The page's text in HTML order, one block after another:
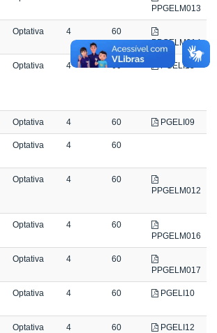
PPGELM013
Optativa 4
60
PPGELM014
Optativa 4 60 PGELI13
Optativa 4 60 PGELI09
Optativa 4 60
Optativa 4
60
PPGELM012
Optativa 4
60
PPGELM016
Optativa 4
60
PPGELM017
Optativa 4 60 PGELI10
Optativa 4 60 PGELI12